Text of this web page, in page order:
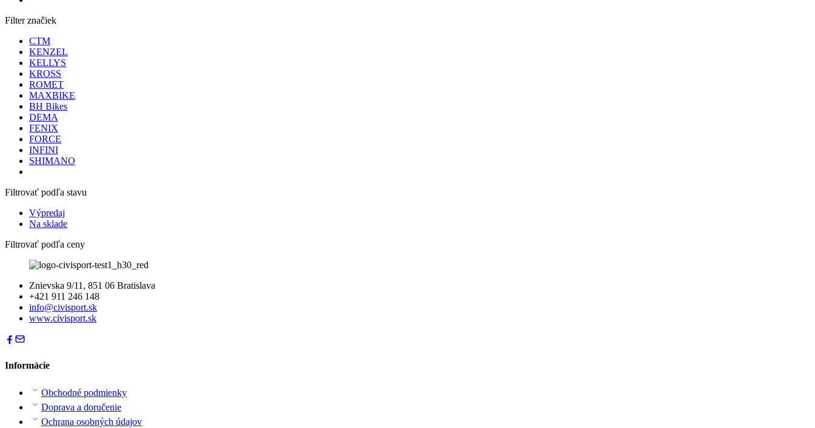
Filter značiek
CTM
KENZEL
KELLYS
KROSS
ROMET
MAXBIKE
BH Bikes
DEMA
FENIX
FORCE
INFINI
SHIMANO
Filtrovať podľa stavu
Výpredaj
Na sklade
Filtrovať podľa ceny
Znievska 9/11, 851 06 Bratislava
+421 911 246 148
info@civisport.sk
www.civisport.sk
Informácie
Obchodné podmienky
Doprava a doručenie
Ochrana osobných údajov